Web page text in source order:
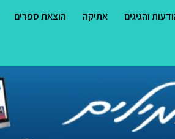
והגיגים אתיקה הוצאת ספרים